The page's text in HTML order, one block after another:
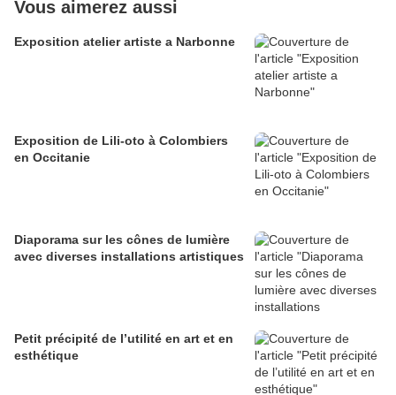
Vous aimerez aussi
Exposition atelier artiste a Narbonne
Exposition de Lili-oto à Colombiers
en Occitanie
Diaporama sur les cônes de lumière
avec diverses installations artistiques
Petit précipité de l’utilité en art et en
esthétique